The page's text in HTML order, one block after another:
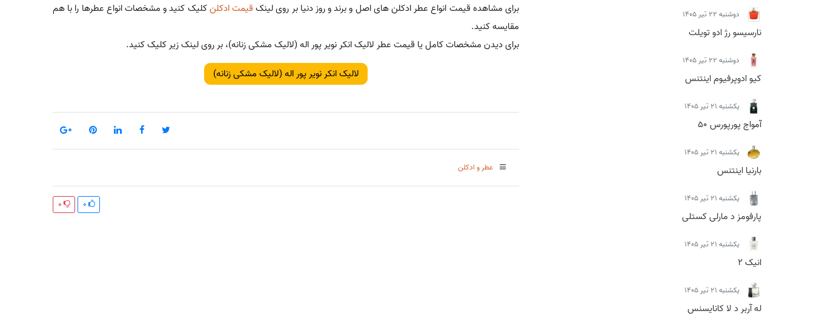
دوشنبه 22 تیر 1405
نارسیسو رژ ادو تویلت
دوشنبه 22 تیر 1405
کیو ادوپرفیوم اینتنس
يكشنبه 21 تیر 1405
آمواج پورپورس 50
يكشنبه 21 تیر 1405
بارنیا اینتنس
يكشنبه 21 تیر 1405
پارفومز د مارلی کستلی
يكشنبه 21 تیر 1405
انیک 2
يكشنبه 21 تیر 1405
له آربر د لا کانایسنس
برای مشاهده قیمت انواع عطر ادکلن های اصل و برند و روز دنیا بر روی لینک قیمت ادکلنکلیک کنید و مشخصات انواع عطرها را با هم
مقایسه کنید.
برای دیدن مشخصات کامل یا قیمت عطر لالیک انکر نویر پور اله (لالیک مشکی زنانه)، بر روی لینک زیر کلیک کنید.
لالیک انکر نویر پور اله (لالیک مشکی زنانه)
عطر و ادکلن